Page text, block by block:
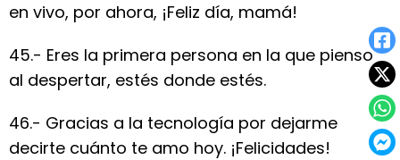
en vivo, por ahora, ¡Feliz día, mamá!
45.- Eres la primera persona en la que pienso
al despertar, estés donde estés.
46.- Gracias a la tecnología por dejarme
decirte cuánto te amo hoy. ¡Felicidades!